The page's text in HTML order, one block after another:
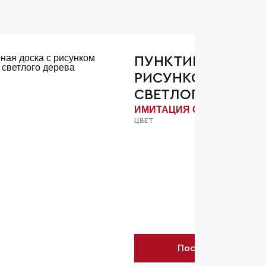
ПУНКТИРНАЯ
РИСУНКОМ
СВЕТЛОГО ДЕРЕВА
ИМИТАЦИЯ СВЕТЛОГО
ЦВЕТ
Посмотреть